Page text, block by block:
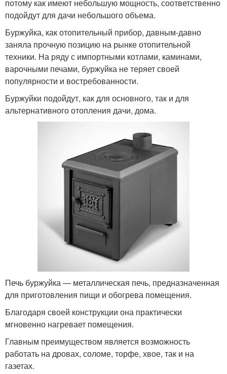
потому как имеют небольшую мощность, соответственно
подойдут для дачи небольшого объема.
Буржуйка, как отопительный прибор, давным-давно
заняла прочную позицию на рынке отопительной
техники. На ряду с импортными котлами, каминами,
варочными печами, буржуйка не теряет своей
популярности и востребованности.
Буржуйки подойдут, как для основного, так и для
альтернативного отопления дачи, дома.
Печь буржуйка — металлическая печь, предназначенная
для приготовления пищи и обогрева помещения.
Благодаря своей конструкции она практически
мгновенно нагревает помещения.
Главным преимуществом является возможность
работать на дровах, соломе, торфе, хвое, так и на
газетах.